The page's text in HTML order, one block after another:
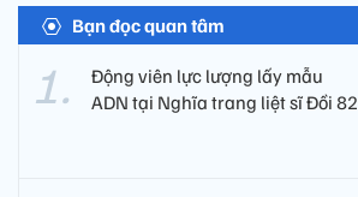
Bạn đọc quan tâm
Động viên lực lượng lấy mẫu
ADN tại Nghĩa trang liệt sĩ Đồi 82​